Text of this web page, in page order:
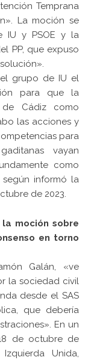
Temprana
La moción se
IU y PSOE y la
PP, que expuso
grupo de IU el
para que la
Cádiz como
las acciones y
para
vayan
como
informó la
de 2023.
moción sobre
en torno
Galán, «ve
la sociedad civil
desde el SAS
que debería
En un
de octubre de
Unida,